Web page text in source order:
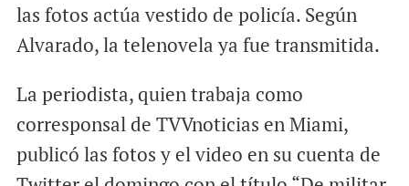
las fotos actúa vestido de policía. Según
Alvarado, la telenovela ya fue transmitida.
La periodista, quien trabaja como
corresponsal de TVVnoticias en Miami,
publicó las fotos y el video en su cuenta de